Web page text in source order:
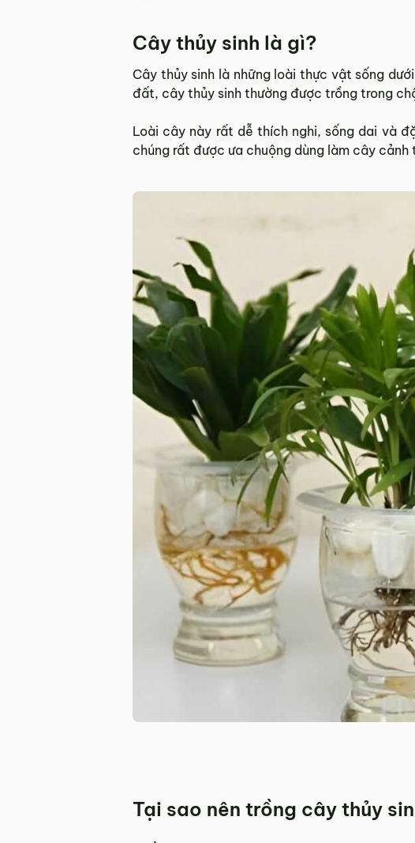
Cây thủy sinh là gì?
Cây thủy sinh là những loài thực vật sống
đất, cây thủy sinh thường được trồng trong
Loài cây này rất dễ thích nghi, sống dai và
chúng rất được ưa chuộng dùng làm cây
Tại sao nên trồng cây thủy